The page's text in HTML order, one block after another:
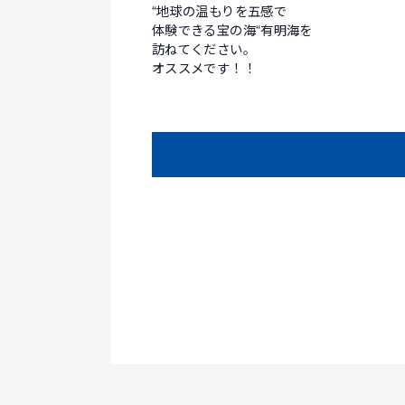
“地球の温もりを五感で
体験できる宝の海“有明海を
訪ねてください。
オススメです！！